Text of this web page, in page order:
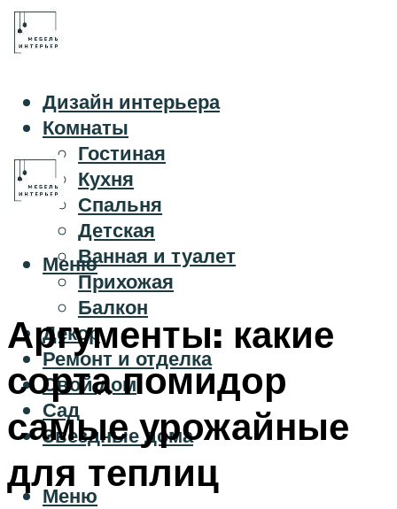
Дизайн интерьера
Комнаты
Гостиная
Кухня
Спальня
Детская
Ванная и туалет
Прихожая
Балкон
Декор
Ремонт и отделка
Свой дом
Сад
Звездные дома
Меню
Меню
Аргументы: какие
сорта помидор
самые урожайные
для теплиц